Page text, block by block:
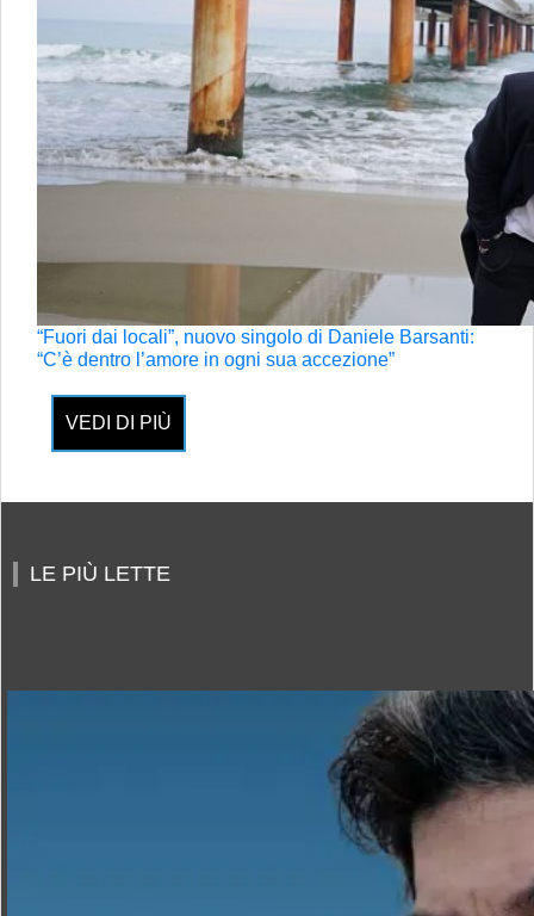
“Fuori dai locali”, nuovo singolo di Daniele Barsanti:
“C’è dentro l’amore in ogni sua accezione”
VEDI DI PIÙ
LE PIÙ LETTE